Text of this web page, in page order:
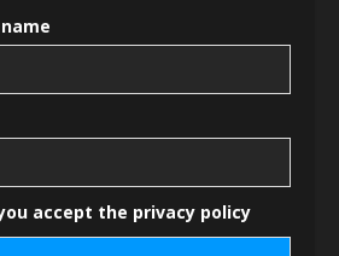
accept the privacy policy